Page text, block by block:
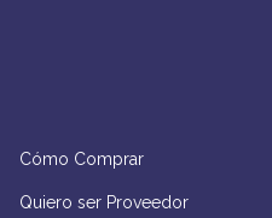
Cómo Comprar
Quiero ser Proveedor